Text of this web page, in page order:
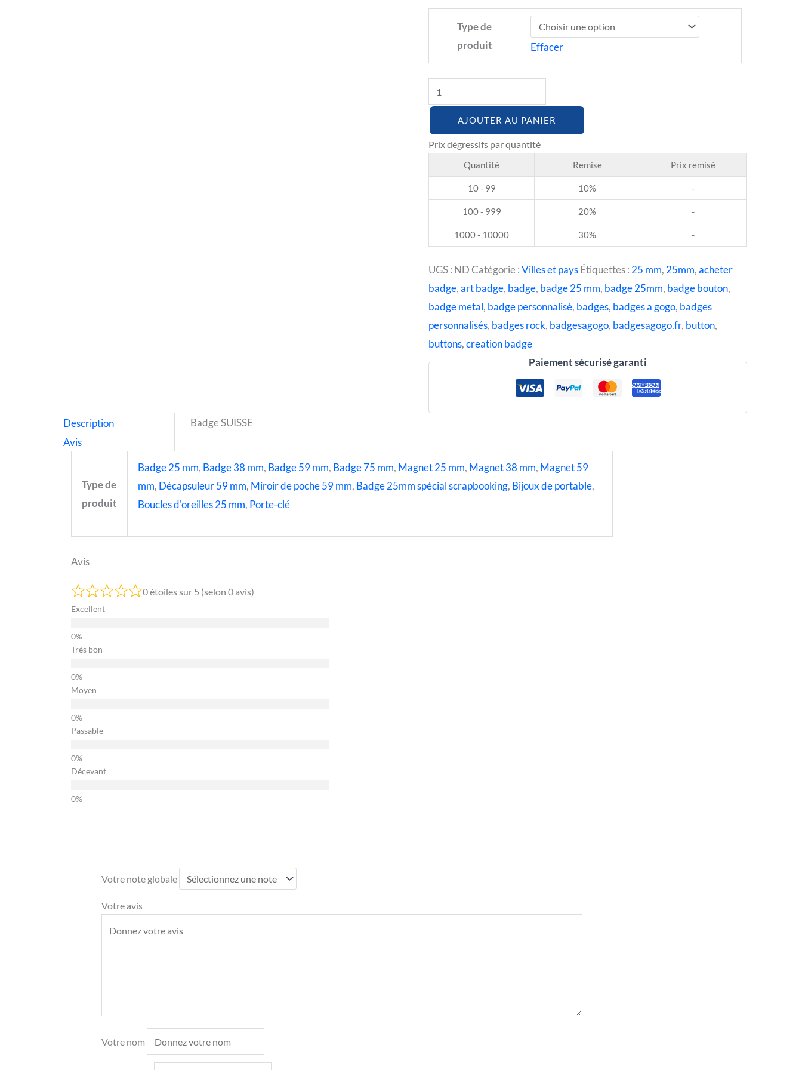
Type de
produit
Effacer
AJOUTER AU PANIER
Quantité Remise Prix remisé
10 - 99 10% -
100 - 999 20% -
1000 - 10000 30% -
UGS : ND Catégorie :Villes et paysÉtiquettes : 25 mm, 25mm,acheter
badge,art badge, badge, badge 25 mm, badge 25mm, badge bouton,
badge metal, badge personnalisé, badges, badges a gogo, badges
personnalisés, badges rock, badgesagogo, badgesagogo.fr, button,
buttons,creation badge
Paiement sécurisé garanti
Description
Avis
Badge SUISSE
Type de
produit
Badge 25 mm, Badge 38 mm, Badge 59 mm, Badge 75 mm, Magnet 25 mm, Magnet 38 mm, Magnet 59
mm, Décapsuleur 59 mm, Miroir de poche 59 mm, Badge 25mm spécial scrapbooking, Bijoux de portable,
Boucles d'oreilles 25 mm, Porte-clé
Avis
0 étoiles sur 5 (selon 0 avis)
Excellent
Très bon
Moyen
Passable
Décevant
Votre note globale
Votre avis
Votre nom